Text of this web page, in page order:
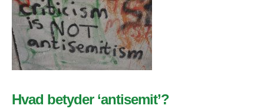
Hvad betyder ‘antisemit’?